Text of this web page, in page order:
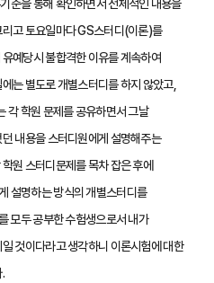
준을 통해 확인하면서 전체적인 내용을
고 토요일마다 GS스터디(이론)를
예당시 불합격한 이유를 계속하여
는 별도로 개별스터디를 하지 않았고,
각 학원 문제를 공유하면서 그날
내용을 스터디원에게 설명해주는
원 스터디문제를 목차 잡은 후에
설명하는 방식의 개별스터디를
모두 공부한 수험생으로서 내가
것이다라고 생각하니 이론시험에 대한